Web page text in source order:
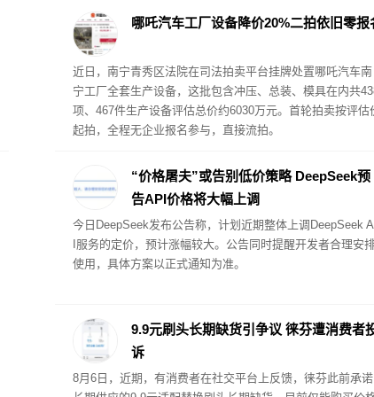
哪吒汽车工厂设备降价20%二拍依旧零报
近日，南宁青秀区法院在司法拍卖平台挂牌处置哪吒汽车南
宁工厂全套生产设备，这批包含冲压、总装、模具在内共
项、467件生产设备评估总价约6030万元。首轮拍卖按评估
起拍，全程无企业报名参与，直接流拍。
“价格屠夫”或告别低价策略 DeepSeek预
告API价格将大幅上调
今日DeepSeek发布公告称，计划近期整体上调DeepSeek
I服务的定价，预计涨幅较大。公告同时提醒开发者合理安
使用，具体方案以正式通知为准。
9.9元刷头长期缺货引争议 徕芬遭消费者
诉
8月6日，近期，有消费者在社交平台上反馈，徕芬此前承诺